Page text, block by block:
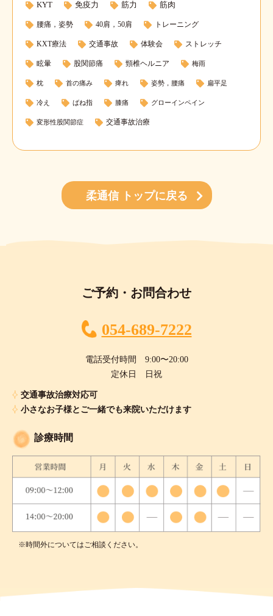
KYT 免疫力 筋力 筋肉
腰痛，姿勢 40肩，50肩 トレーニング
KXT療法 交通事故 体験会 ストレッチ
眩暈 股関節痛 頸椎ヘルニア 梅雨
枕 首の痛み 痺れ 姿勢，腰痛 扁平足
冷え ばね指 膝痛 グローインペイン
変形性股関節症 交通事故治療
柔通信 トップに戻る
ご予約・お問合わせ
054-689-7222
電話受付時間 9:00〜20:00
定休日 日祝
交通事故治療対応可
小さなお子様とご一緒でも来院いただけます
診療時間
※時間外についてはご相談ください。